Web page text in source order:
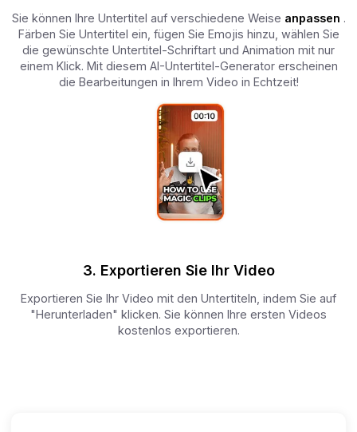
Sie können Ihre Untertitel auf verschiedene Weise anpassen .
Färben Sie Untertitel ein, fügen Sie Emojis hinzu, wählen Sie
die gewünschte Untertitel-Schriftart und Animation mit nur
einem Klick. Mit diesem AI-Untertitel-Generator erscheinen
die Bearbeitungen in Ihrem Video in Echtzeit!
3. Exportieren Sie Ihr Video
Exportieren Sie Ihr Video mit den Untertiteln, indem Sie auf
"Herunterladen" klicken. Sie können Ihre ersten Videos
kostenlos exportieren.